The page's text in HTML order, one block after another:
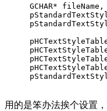
GCHAR*
用的是笨办法挨个设置